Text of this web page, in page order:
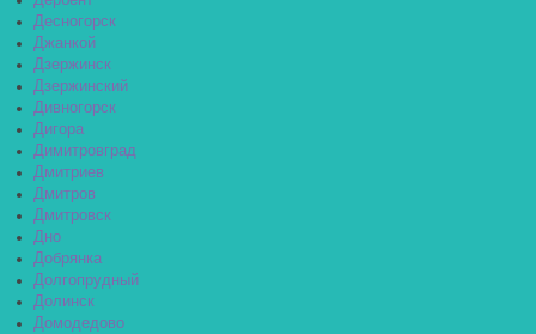
Десногорск
Джанкой
Дзержинск
Дзержинский
Дивногорск
Дигора
Димитровград
Дмитриев
Дмитров
Дмитровск
Дно
Добрянка
Долгопрудный
Долинск
Домодедово